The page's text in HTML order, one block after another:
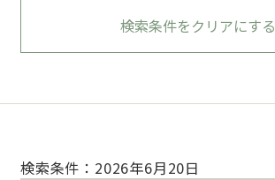
検索条件をクリアにする
検索条件：2026年6月20日